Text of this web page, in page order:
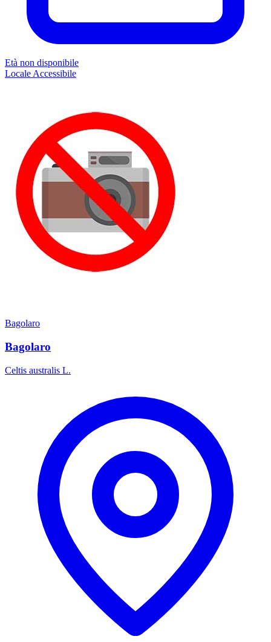
Età non disponibile
Locale Accessibile
Bagolaro
Bagolaro
Celtis australis L.